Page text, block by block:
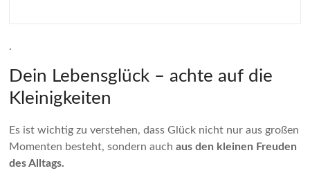
.
Dein Lebensglück – achte auf die
Kleinigkeiten
Es ist wichtig zu verstehen, dass Glück nicht nur aus großen
Momenten besteht, sondern auchaus den kleinen Freuden
des Alltags.